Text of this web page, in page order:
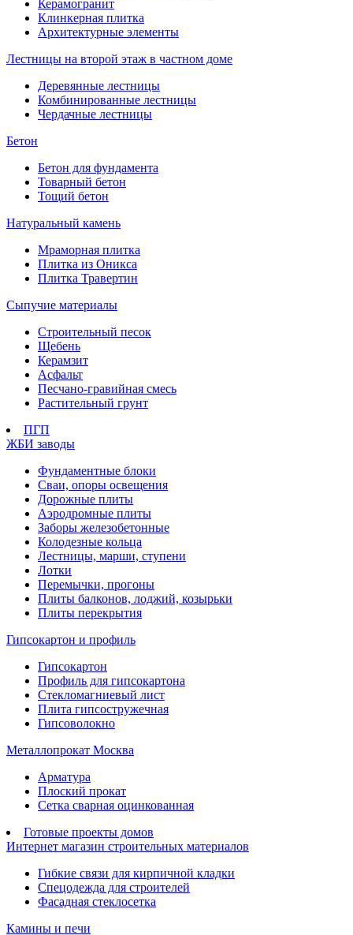
Керамогранит
Клинкерная плитка
Архитектурные элементы
Лестницы на второй этаж в частном доме
Деревянные лестницы
Комбинированные лестницы
Чердачные лестницы
Бетон
Бетон для фундамента
Товарный бетон
Тощий бетон
Натуральный камень
Мраморная плитка
Плитка из Оникса
Плитка Травертин
Сыпучие материалы
Строительный песок
Щебень
Керамзит
Асфальт
Песчано-гравийная смесь
Растительный грунт
ПГП
ЖБИ заводы
Фундаментные блоки
Сваи, опоры освещения
Дорожные плиты
Аэродромные плиты
Заборы железобетонные
Колодезные кольца
Лестницы, марши, ступени
Лотки
Перемычки, прогоны
Плиты балконов, лоджий, козырьки
Плиты перекрытия
Гипсокартон и профиль
Гипсокартон
Профиль для гипсокартона
Стекломагниевый лист
Плита гипсостружечная
Гипсоволокно
Металлопрокат Москва
Арматура
Плоский прокат
Сетка сварная оцинкованная
Готовые проекты домов
Интернет магазин строительных материалов
Гибкие связи для кирпичной кладки
Спецодежда для строителей
Фасадная стеклосетка
Камины и печи